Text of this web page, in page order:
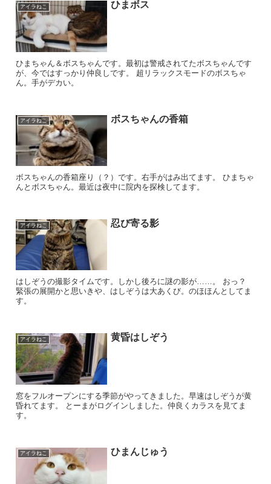
アイラねこ ひまボス
ひまちゃん＆ボスちゃんです。最初は警戒されてたボスちゃんです
が、今ではすっかり仲良しです。 超リラックスモードのボスちゃ
ん。手がデカい。
アイラねこ ボスちゃんの香箱
ボスちゃんの香箱座り（？）です。右手がはみ出てます。 ひまちゃ
んとボスちゃん。最近は夜中に院内を探検してます。
アイラねこ 忍び寄る影
はしぞうの撮影タイムです。しかし後ろに謎の影が……。 おっ？
緊張の展開かと思いきや、はしぞうは大あくび。のほほんとしてま
す。
アイラねこ 黄昏はしぞう
窓をフルオープンにする季節がやってきました。早速はしぞうが黄
昏れてます。 とーまがログインしました。仲良くカラスを見てま
す。
アイラねこ ひまんじゅう